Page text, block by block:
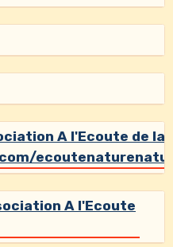
A l'Ecoute de la
A l'Ecoute